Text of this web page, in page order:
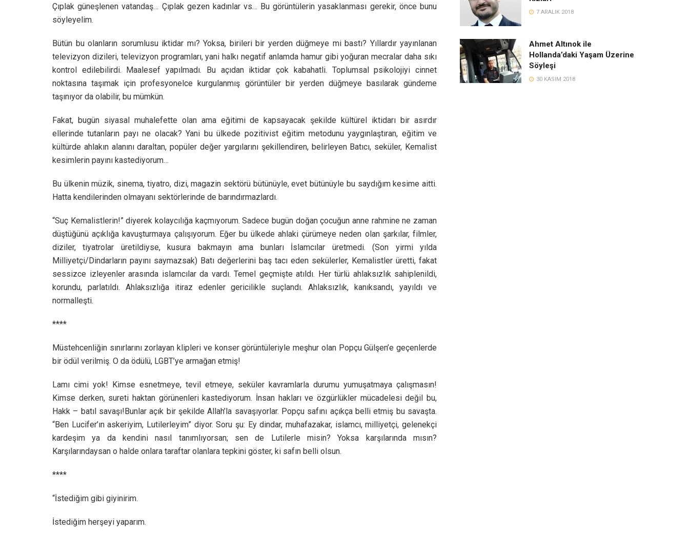
Çıplak güneşlenen vatandaş… Çıplak gezen kadınlar vs… Bu görüntülerin yasaklanması gerekir, önce bunu
söyleyelim.
Bütün bu olanların sorumlusu iktidar mı? Yoksa, birileri bir yerden düğmeye mi bastı? Yıllardır yayınlanan
televizyon dizileri, televizyon programları, yani halkı negatif anlamda hamur gibi yoğuran mecralar daha sıkı
kontrol edilebilirdi. Maalesef yapılmadı. Bu açıdan iktidar çok kabahatli. Toplumsal psikolojiyi cinnet
noktasına taşımak için profesyonelce kurgulanmış görüntüler bir yerden düğmeye basılarak gündeme
taşınıyor da olabilir, bu mümkün.
Fakat, bugün siyasal muhalefette olan ama eğitimi de kapsayacak şekilde kültürel iktidarı bir asırdır
ellerinde tutanların payı ne olacak? Yani bu ülkede pozitivist eğitim metodunu yaygınlaştıran, eğitim ve
kültürde ahlakın alanını daraltan, popüler değer yargılarını şekillendiren, belirleyen Batıcı, seküler, Kemalist
kesimlerin payını kastediyorum…
Bu ülkenin müzik, sinema, tiyatro, dizi, magazin sektörü bütünüyle, evet bütünüyle bu saydığım kesime aitti.
Hatta kendilerinden olmayanı sektörlerinde de barındırmazlardı.
“Suç Kemalistlerin!” diyerek kolaycılığa kaçmıyorum. Sadece bugün doğan çocuğun anne rahmine ne zaman
düştüğünü açıklığa kavuşturmaya çalışıyorum. Eğer bu ülkede ahlaki çürümeye neden olan şarkılar, filmler,
diziler, tiyatrolar üretildiyse, kusura bakmayın ama bunları İslamcılar üretmedi. (Son yirmi yılda
Milliyetçi/Dindarların payını saymazsak) Batı değerlerini baş tacı eden sekülerler, Kemalistler üretti, fakat
sessizce izleyenler arasında islamcılar da vardı. Temel geçmişte atıldı. Her türlü ahlaksızlık sahiplenildi,
korundu, parlatıldı. Ahlaksızlığa itiraz edenler gericilikle suçlandı. Ahlaksızlık, kanıksandı, yayıldı ve
normalleşti.
****
Müstehcenliğin sınırlarını zorlayan klipleri ve konser görüntüleriyle meşhur olan Popçu Gülşen’e geçenlerde
bir ödül verilmiş. O da ödülü, LGBT’ye armağan etmiş!
Lamı cimi yok! Kimse esnetmeye, tevil etmeye, seküler kavramlarla durumu yumuşatmaya çalışmasın!
Kimse derken, sureti haktan görünenleri kastediyorum. İnsan hakları ve özgürlükler mücadelesi değil bu,
Hakk – batıl savaşı!Bunlar açık bir şekilde Allah’la savaşıyorlar. Popçu safını açıkça belli etmiş bu savaşta.
“Ben Lucifer’ın askeriyim, Lutilerleyim” diyor. Soru şu: Ey dindar, muhafazakar, islamcı, milliyetçi, gelenekçi
kardeşim ya da kendini nasıl tanımlıyorsan; sen de Lutilerle misin? Yoksa karşılarında mısın?
Karşılarındaysan o halde onlara taraftar olanlara tepkini göster, ki safın belli olsun.
****
“İstediğim gibi giyinirim.
İstediğim herşeyi yaparım.
7 ARALIK 2018
Ahmet Altınok ile
Hollanda’daki Yaşam Üzerine
Söyleşi
30 KASIM 2018